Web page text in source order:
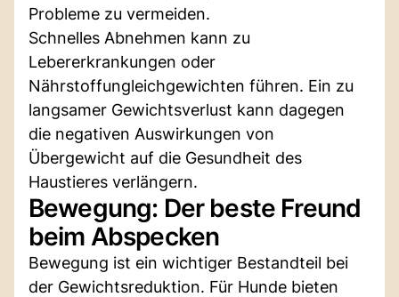
Probleme zu vermeiden.
Schnelles Abnehmen kann zu
Lebererkrankungen oder
Nährstoffungleichgewichten führen. Ein zu
langsamer Gewichtsverlust kann dagegen
die negativen Auswirkungen von
Übergewicht auf die Gesundheit des
Haustieres verlängern.
Bewegung: Der beste Freund
beim Abspecken
Bewegung ist ein wichtiger Bestandteil bei
der Gewichtsreduktion. Für Hunde bieten